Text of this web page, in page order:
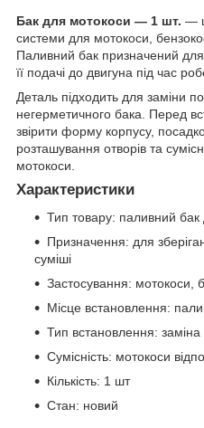
Бак для мотокоси — 1 шт. —
системи для мотокоси,
Паливний бак призначений для
її подачі до двигуна під час
Деталь підходить для заміни
негерметичного бака. Перед
звірити форму корпусу,
розташування отворів та
мотокоси.
Характеристики
Тип товару: паливний бак
Призначення: для
суміші
Застосування: мотокоси,
Місце встановлення:
Тип встановлення: заміна
Сумісність: мотокоси
Кількість: 1 шт
Стан: новий